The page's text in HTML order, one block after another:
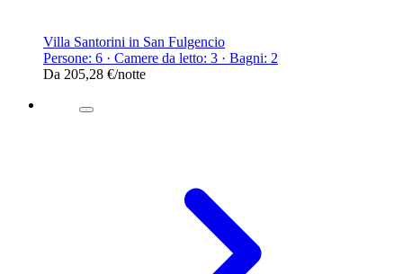
Villa Santorini in San Fulgencio
Persone: 6 · Camere da letto: 3 · Bagni: 2
Da 205,28 €/notte